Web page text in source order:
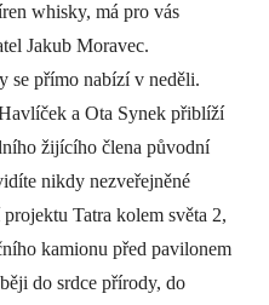
whisky, má pro vás
Jakub Moravec.
se přímo nabízí v neděli.
a Ota Synek přiblíží
žijícího člena původní
nikdy nezveřejněné
Tatra kolem světa 2,
kamionu před pavilonem
do srdce přírody, do